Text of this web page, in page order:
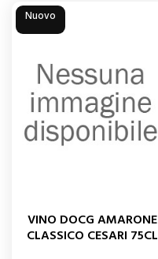
Nuovo
VINO DOCG AMARONE
CLASSICO CESARI 75CL